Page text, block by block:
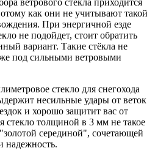
ветрового стекла приходится
как они не учитывают такой
При энергичной езде
не подойдет, стоит обратить
вариант. Такие стёкла не
под сильными ветровыми
стекло для снегохода
несильные удары от веток
и хорошо защитит вас от
стекло толщиной в 3 мм не такое
серединой", сочетающей
надежность.